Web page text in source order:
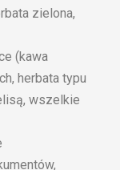
zielona,
(kawa
herbata typu
wszelkie